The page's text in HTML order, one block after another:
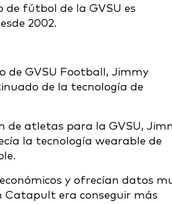
de fútbol de la GVSU es
2002.
de GVSU Football, Jimmy
de la tecnología de
de atletas para la GVSU,
la tecnología wearable de
y ofrecían datos
Catapult era conseguir más